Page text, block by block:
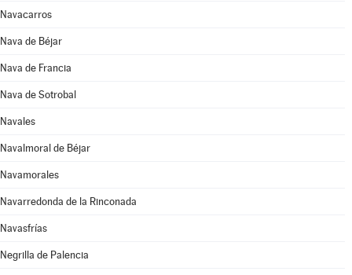
Navacarros
Nava de Béjar
Nava de Francia
Nava de Sotrobal
Navales
Navalmoral de Béjar
Navamorales
Navarredonda de la Rinconada
Navasfrías
Negrilla de Palencia